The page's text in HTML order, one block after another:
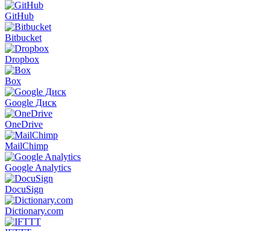
GitHub
Bitbucket
Dropbox
Box
Google Диск
OneDrive
MailChimp
Google Analytics
DocuSign
Dictionary.com